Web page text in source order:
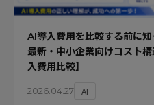
AI導入費用を比較する前に
最新・中小企業向けコスト
入費用比較】
2026.04.27 AI